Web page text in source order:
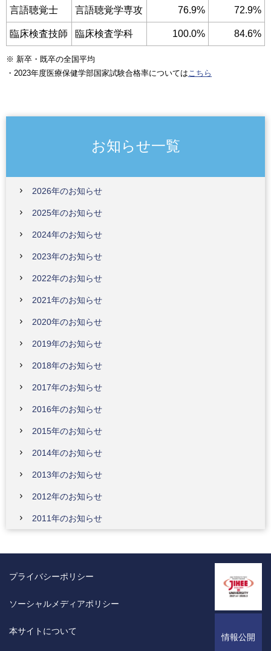
言語聴覚士 言語聴覚学専攻 76.9% 72.9%
臨床検査技師 臨床検査学科 100.0% 84.6%
※ 新卒・既卒の全国平均
・2023年度医療保健学部国家試験合格率については こちら
お知らせ一覧
2026年のお知らせ
2025年のお知らせ
2024年のお知らせ
2023年のお知らせ
2022年のお知らせ
2021年のお知らせ
2020年のお知らせ
2019年のお知らせ
2018年のお知らせ
2017年のお知らせ
2016年のお知らせ
2015年のお知らせ
2014年のお知らせ
2013年のお知らせ
2012年のお知らせ
2011年のお知らせ
情報公開
プライバシーポリシー
ソーシャルメディアポリシー
本サイトについて